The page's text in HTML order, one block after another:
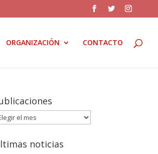
ORGANIZACIÓN CONTACTO
noticias